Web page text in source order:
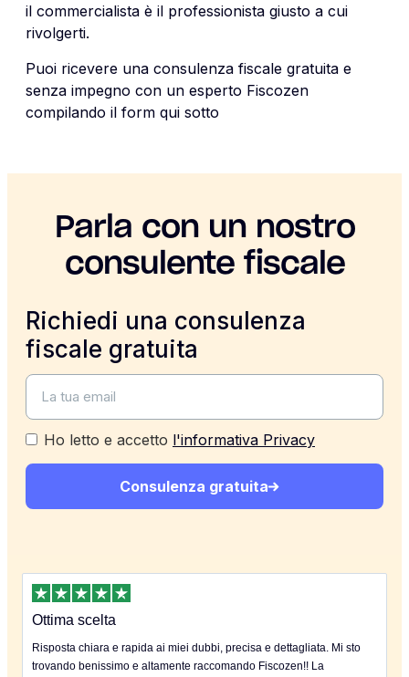
il commercialista è il professionista giusto a cui
rivolgerti.
Puoi ricevere una consulenza fiscale gratuita e
senza impegno con un esperto Fiscozen
compilando il form qui sotto
Parla con un nostro
consulente fiscale
Richiedi una consulenza
fiscale gratuita
Ho letto e accetto l'informativa Privacy
Consulenza gratuita
Ottima scelta
Risposta chiara e rapida ai miei dubbi, precisa e dettagliata. Mi sto
trovando benissimo e altamente raccomando Fiscozen!! La